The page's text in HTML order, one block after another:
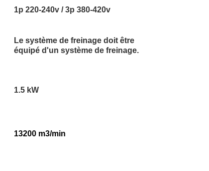
1p 220-240v / 3p 380-420v
Le système de freinage doit être
équipé d'un système de freinage.
1.5 kW
13200 m3/min